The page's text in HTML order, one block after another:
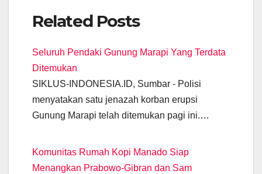
c
e
b
o
o
k
at
s
p
p
e
gr
m
ail
er e
g
er
e
n
y
Related Posts
Seluruh Pendaki Gunung Marapi Yang Terdata
Ditemukan
SIKLUS-INDONESIA.ID, Sumbar - Polisi
menyatakan satu jenazah korban erupsi
Gunung Marapi telah ditemukan pagi ini.…
Komunitas Rumah Kopi Manado Siap
Menangkan Prabowo-Gibran dan Sam